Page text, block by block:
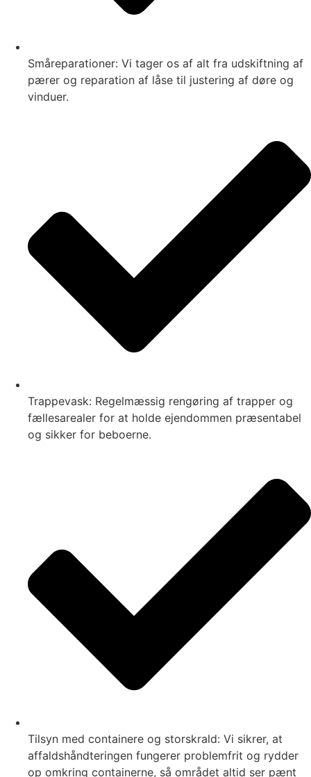
Småreparationer: Vi tager os af alt fra udskiftning af
pærer og reparation af låse til justering af døre og
vinduer.
Trappevask: Regelmæssig rengøring af trapper og
fællesarealer for at holde ejendommen præsentabel
og sikker for beboerne.
Tilsyn med containere og storskrald: Vi sikrer, at
affaldshåndteringen fungerer problemfrit og rydder
op omkring containerne, så området altid ser pænt